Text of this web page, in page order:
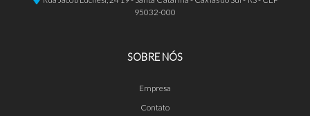
95032-000
SOBRE NÓS
Empresa
Contato